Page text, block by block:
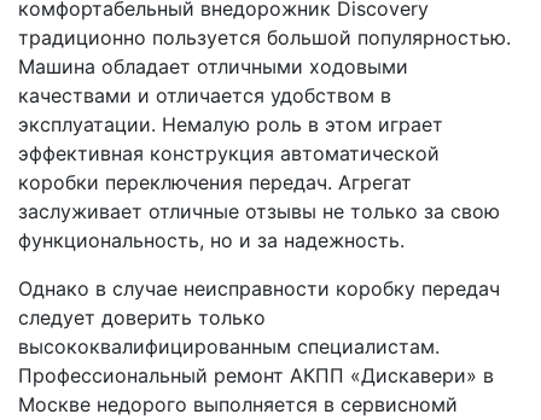
комфортабельный внедорожник Discovery
традиционно пользуется большой популярностью.
Машина обладает отличными ходовыми
качествами и отличается удобством в
эксплуатации. Немалую роль в этом играет
эффективная конструкция автоматической
коробки переключения передач. Агрегат
заслуживает отличные отзывы не только за свою
функциональность, но и за надежность.
Однако в случае неисправности коробку передач
следует доверить только
высококвалифицированным специалистам.
Профессиональный ремонт АКПП «Дискавери» в
Москве недорого выполняется в сервисномй